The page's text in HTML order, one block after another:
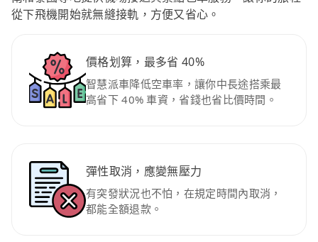
從下飛機開始就無縫接軌，方便又省心。
價格划算，最多省 40%
智慧派車降低空車率，讓你中長途搭乘最
高省下 40% 車資，省錢也省比價時間。
彈性取消，應變無壓力
有突發狀況也不怕，在規定時間內取消，
都能全額退款。